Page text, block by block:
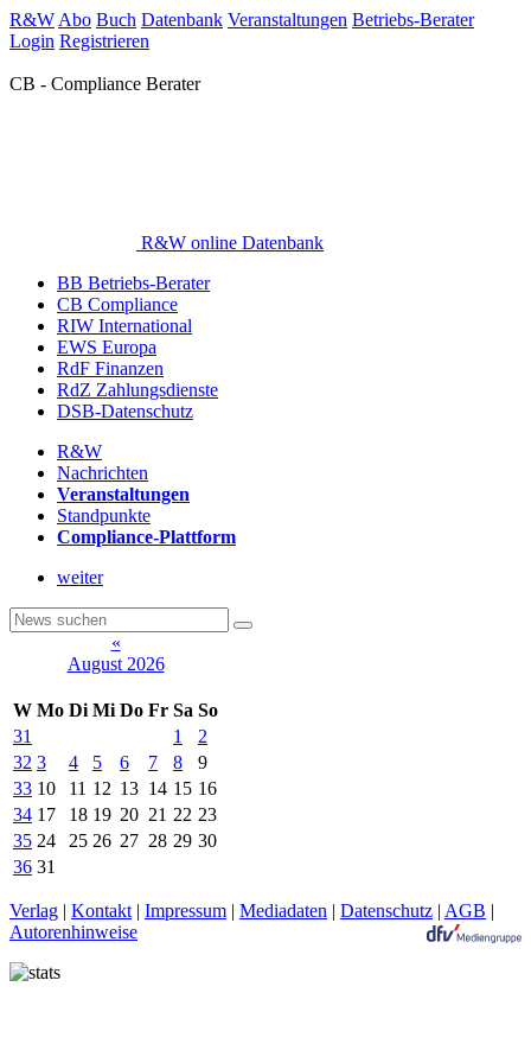
R&W Abo Buch Datenbank Veranstaltungen Betriebs-Berater
Login Registrieren
CB - Compliance Berater
R&W online Datenbank
BB Betriebs-Berater
CB Compliance
RIW International
EWS Europa
RdF Finanzen
RdZ Zahlungsdienste
DSB-Datenschutz
R&W
Nachrichten
Veranstaltungen
Standpunkte
Compliance-Plattform
weiter
«
August 2026
W Mo Di Mi Do Fr Sa So
31
1
2
32 3 4 5 6 7 8
9
33 10 11 12 13 14 15 16
34 17 18 19 20 21 22 23
35 24 25 26 27 28 29 30
36 31
Verlag | Kontakt | Impressum | Mediadaten | Datenschutz | AGB |
Autorenhinweise